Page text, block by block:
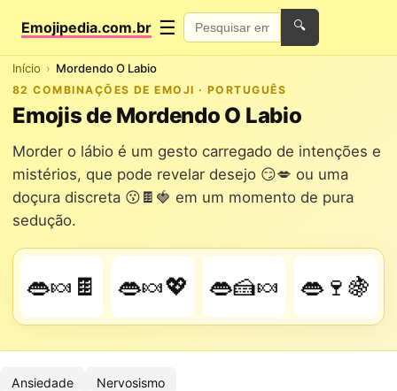
Emojipedia.com.br ☰ 🔍
Início Mordendo O Labio
82 COMBINAÇÕES DE EMOJI · PORTUGUÊS
Emojis de Mordendo O Labio
Morder o lábio é um gesto carregado de intenções e
mistérios, que pode revelar desejo 😏💋 ou uma
doçura discreta 😗🍫🍓 em um momento de pura
sedução.
👄🍬🍫 👄🍬💖 👄🍰🍬 👄🍷🍇
Ansiedade Nervosismo